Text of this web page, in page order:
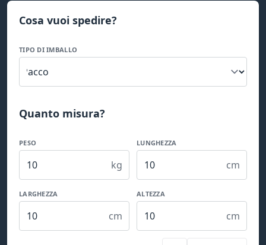
Cosa vuoi spedire?
TIPO DI IMBALLO
Quanto misura?
PESO
kg
LUNGHEZZA
cm
LARGHEZZA
cm
ALTEZZA
cm